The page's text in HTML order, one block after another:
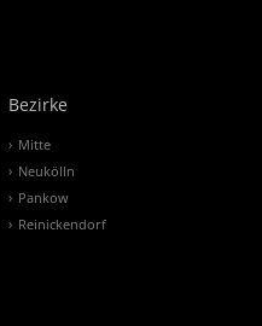
Bezirke
Mitte
Neukölln
Pankow
Reinickendorf